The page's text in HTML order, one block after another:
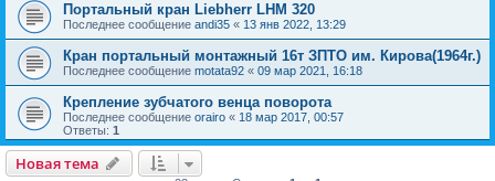
Портальный кран Liebherr LHM 320
Последнее сообщение andi35 « 13 янв 2022, 13:29
Кран портальный монтажный 16т ЗПТО им. Кирова(1964г.)
Последнее сообщение motata92 « 09 мар 2021, 16:18
Крепление зубчатого венца поворота
Последнее сообщение orairo « 18 мар 2017, 00:57
Ответы: 1
Новая тема